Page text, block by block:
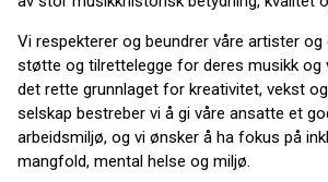
Vi respekterer og beundrer våre artister
støtte og tilrettelegge for deres musikk og
det rette grunnlaget for kreativitet, vekst
selskap bestreber vi å gi våre ansatte et
arbeidsmiljø, og vi ønsker å ha fokus på
mangfold, mental helse og miljø.